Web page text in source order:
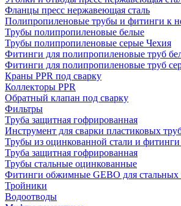
Фланцы пресс нержавеющая сталь
Полипропиленовые трубы и фитинги к
Трубы полипропиленовые белые
Трубы полипропиленовые серые Чехия
Фитинги для полипропиленовые труб
Фитинги для полипропиленовые труб
Краны PPR под сварку
Коллекторы PPR
Обратный клапан под сварку
Фильтры
Труба защитная гофрированная
Инструмент для сварки пластиковых
Трубы из оцинкованной стали и
Труба защитная гофрированная
Трубы стальные оцинкованные
Фитинги обжимные GEBO для стальных
Тройники
Водоотводы